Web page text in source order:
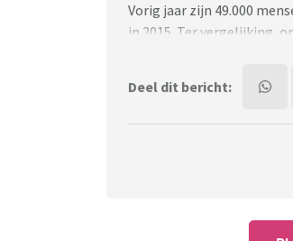
Vorig jaar zijn 49.000
in 2015. Ter vergelijking,
mensen die hier al een
Deel dit bericht: